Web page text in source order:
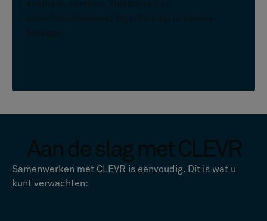
Aan de slag met CLEVR
Samenwerken met CLEVR is eenvoudig. Dit is wat u
kunt verwachten: